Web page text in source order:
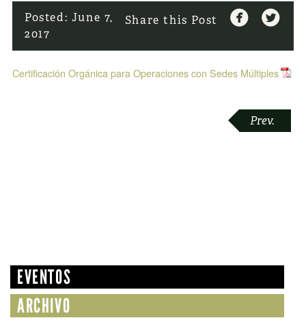
Share this Post  
Posted: June 7,
2017
Certificación Orgánica para Operaciones con Sedes Múltiples
Prev.
EVENTOS
ARCHIVO